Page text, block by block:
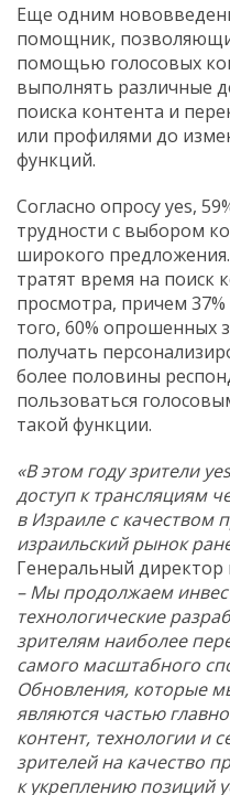
Еще одним
помощник,
помощью голосовых
выполнять различные
поиска контента и
или профилями до
функций.
Согласно опросу yes,
трудности с выбором
широкого
тратят время на поиск
просмотра, причем
того, 60% опрошенных
получать
более половины
пользоваться
такой функции.
«В этом году зрители yes
доступ к трансляциям
в Израиле с качеством
израильский рынок
Генеральный
– Мы продолжаем
технологические
зрителям наиболее
самого масштабного
Обновления, которые
являются частью
контент, технологии и
зрителей на качество
к укреплению позиций